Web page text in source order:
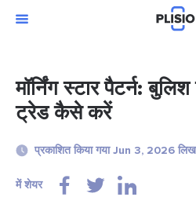
मॉर्निंग स्टार पैटर्न:
ट्रेड कैसे करें
प्रकाशित किया गया Jun 3, 2026
में शेयर